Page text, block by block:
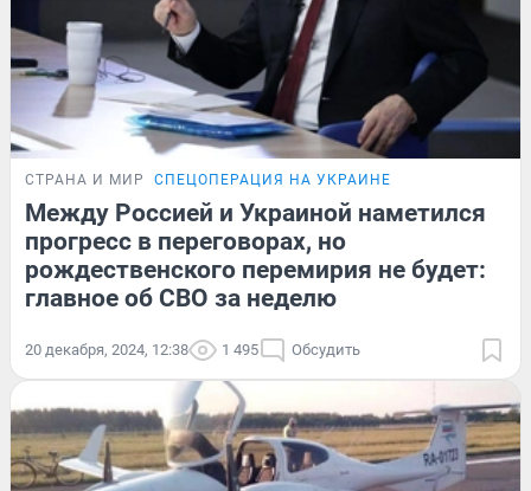
СТРАНА И МИР СПЕЦОПЕРАЦИЯ НА УКРАИНЕ
Между Россией и Украиной наметился
прогресс в переговорах, но
рождественского перемирия не будет:
главное об СВО за неделю
20 декабря, 2024, 12:38 1 495 Обсудить